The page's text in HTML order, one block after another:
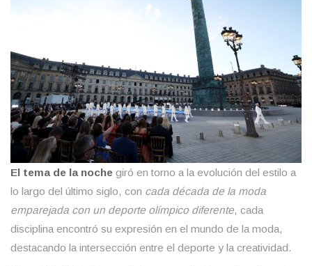
El tema de la noche giró en torno a la evolución del estilo a
lo largo del último siglo, con cada década de la moda
emparejada con un deporte olímpico diferente, cada
disciplina encontró su expresión en el mundo de la moda,
destacando la intersección entre el deporte y la creatividad.